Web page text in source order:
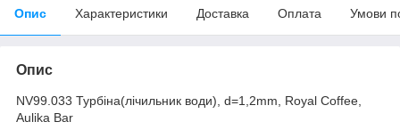
Опис Характеристики Доставка Оплата Умови
Опис
NV99.033 Турбіна(лічильник води), d=1,2mm, Royal Coffee,
Aulika Bar